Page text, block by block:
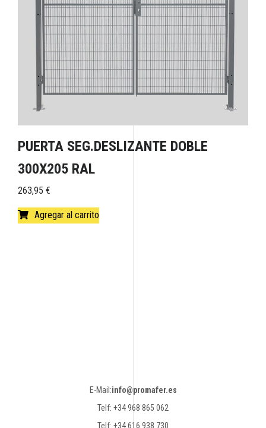
PUERTA SEG.DESLIZANTE DOBLE
300X205 RAL
263,95 €
Agregar al carrito
E-Mail:info@promafer.es
Telf: +34 968 865 062
Telf: +34 616 938 730